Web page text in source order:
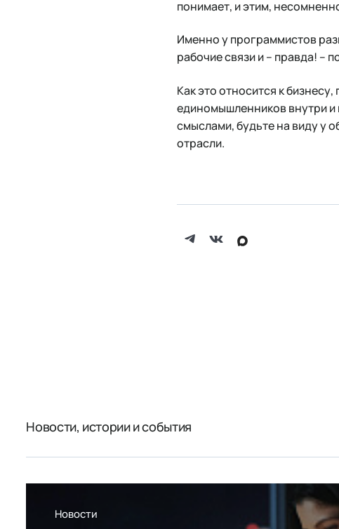
понимает, и этим,
Именно у программистов
рабочие связи и – правда! –
Как это относится к
единомышленников внутри и
смыслами, будьте на виду у
отрасли.
Новости, истории и события
Новости